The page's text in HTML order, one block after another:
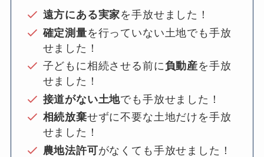
遠方にある実家を手放せました！
確定測量を行っていない土地でも手放
せました！
子どもに相続させる前に負動産を手放
せました！
接道がない土地でも手放せました！
相続放棄せずに不要な土地だけを手放
せました！
農地法許可がなくても手放せました！